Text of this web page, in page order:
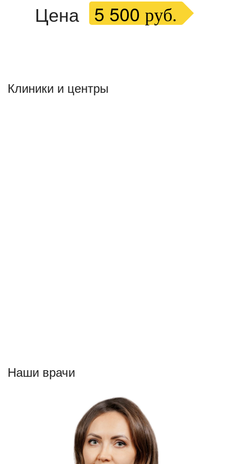
Цена 5 500 руб.
Клиники и центры
Наши врачи